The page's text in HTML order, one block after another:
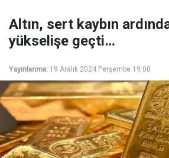
Altın, sert kaybın
yükselişe geçti…
Yayınlanma: 19 Aralık 2024 Perşembe 19:00